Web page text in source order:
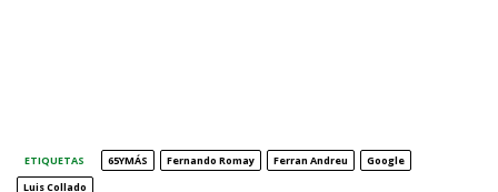
ETIQUETAS 65YMÁS Fernando Romay Ferran Andreu
Google
Luis Collado